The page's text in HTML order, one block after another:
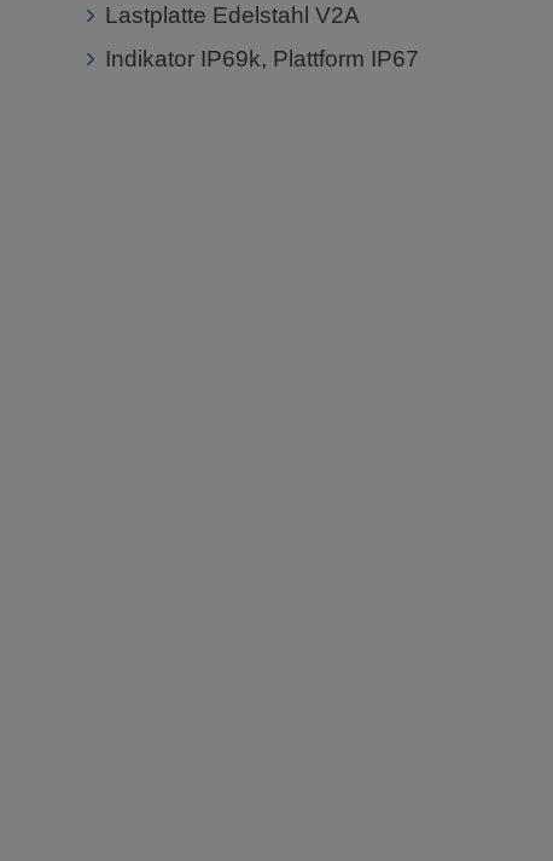
Lastplatte Edelstahl V2A
Indikator IP69k, Plattform IP67